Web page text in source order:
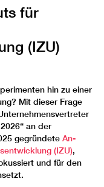
für
(IZU)
hin zu einer
Mit dieser Frage
an der
gegründete An-
(IZU),
und für den